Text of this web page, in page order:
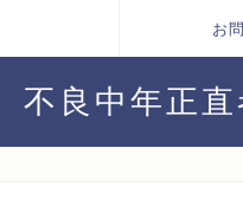
お
不良中年正